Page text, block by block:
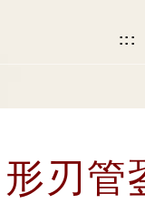
:::
刃管